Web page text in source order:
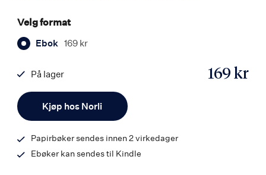
Velg format
Ebok 169 kr
Kjøp hos Norli
169 kr
På lager
9788203372759
Papirbøker sendes innen 2 virkedager
Ebøker kan sendes til Kindle